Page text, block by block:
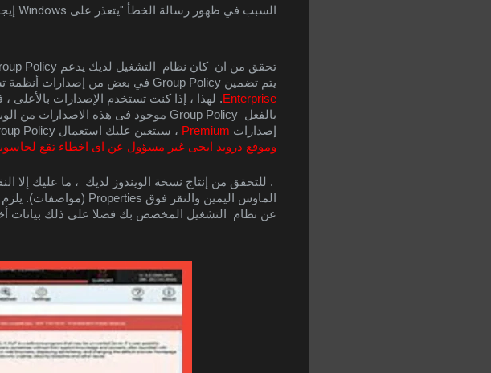
السبب في ظهور رسالة الخطأ "يتعذر على Windows إيجاد
تحقق من ان  كان نظام  التشغيل لديك يدعم Group Policy
يتم تضمين Group Policy في بعض من إصدارات أنظمة تشغيل Microsoft Windows ، فهم  Windows
Enterprise
بالفعل  Group Policy موجود فى هذه الاصدارات من الويندوز  ولكن في حالة  استعمال
إصدارات Premium ، سيتعين عليك استعمال Group Policy من جهه خارجية
وموقع درويد ايجى غير مسؤول عن اى اخطاء تقع
عن نظام  التشغيل المخصص بك فضلا على ذلك بيانات